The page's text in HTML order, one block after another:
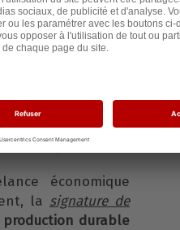
c'est devenu
de l'Économie
du 24 mars, il a
en disant
nouvel effort :
économique
la signature de
durable